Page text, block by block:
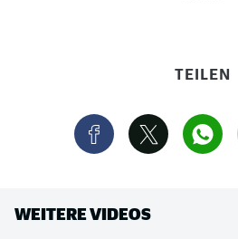
TEILEN
WEITERE VIDEOS